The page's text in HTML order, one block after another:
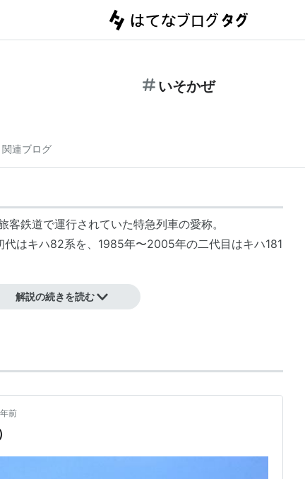
いそかぜ
関連ブログ
客鉄道で運行されていた特急列車の愛称。
代はキハ82系を、 1985年〜2005年の二代目はキハ181
されていた特急まつかぜの米子〜博多間を請け負う形
解説の続きを読む
前